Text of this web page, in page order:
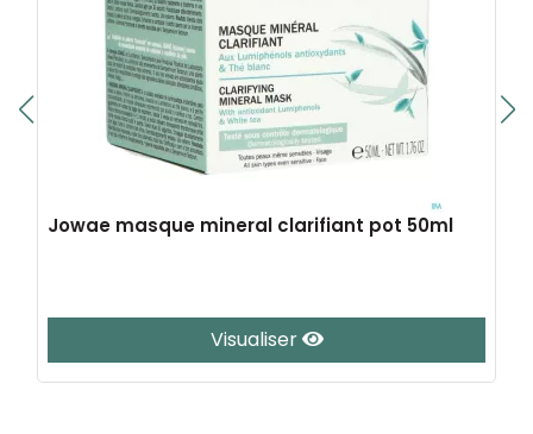
Jowae masque mineral clarifiant pot 50ml
Visualiser